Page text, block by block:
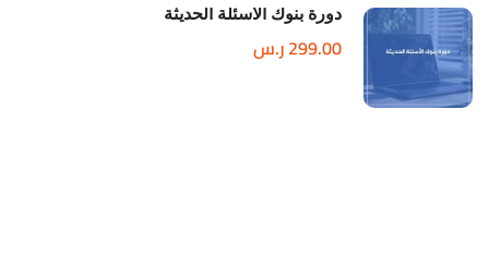
دورة بنوك الاسئلة الحديثة
299.00 ر.س